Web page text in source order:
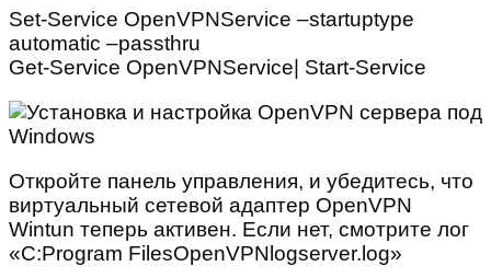
Set-Service OpenVPNService –startuptype
automatic –passthru
Get-Service OpenVPNService| Start-Service
Откройте панель управления, и убедитесь, что
виртуальный сетевой адаптер OpenVPN
Wintun теперь активен. Если нет, смотрите лог
«C:Program FilesOpenVPNlogserver.log»